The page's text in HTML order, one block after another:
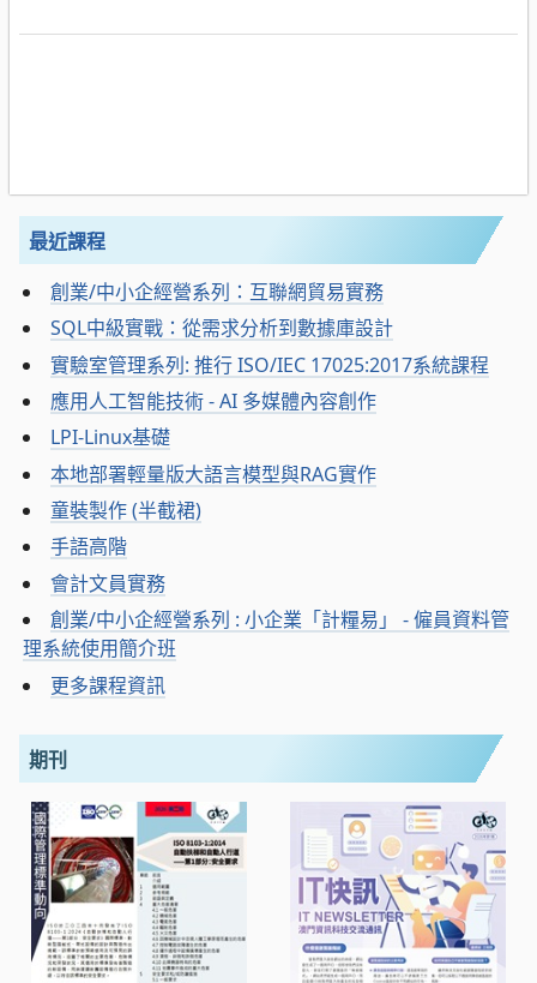
最近課程
創業/中小企經營系列：互聯網貿易實務
SQL中級實戰：從需求分析到數據庫設計
實驗室管理系列: 推行 ISO/IEC 17025:2017系統課程
應用人工智能技術 - AI 多媒體內容創作
LPI-Linux基礎
本地部署輕量版大語言模型與RAG實作
童裝製作 (半截裙)
手語高階
會計文員實務
創業/中小企經營系列 : 小企業「計糧易」 - 僱員資料管
理系統使用簡介班
更多課程資訊
期刊